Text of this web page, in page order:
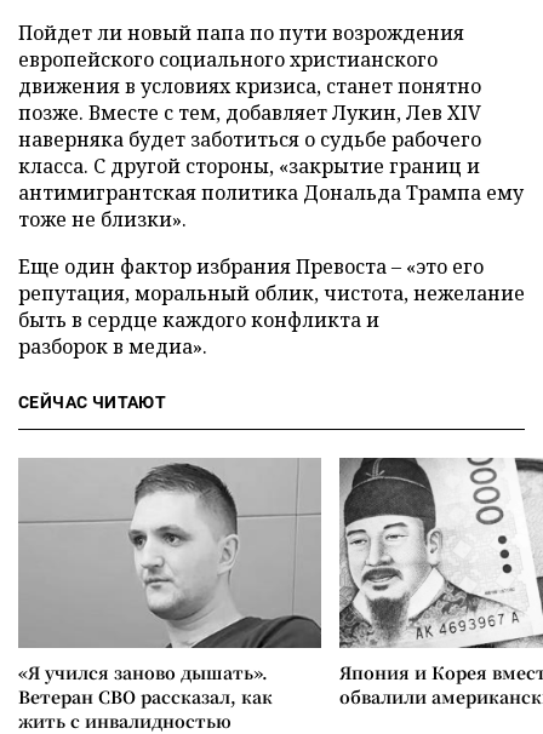
Пойдет ли новый папа по пути возрождения
европейского социального христианского
движения в условиях кризиса, станет понятно
позже. Вместе с тем, добавляет Лукин, Лев XIV
наверняка будет заботиться о судьбе рабочего
класса. С другой стороны, «закрытие границ и
антимигрантская политика Дональда Трампа ему
тоже не близки».
Еще один фактор избрания Превоста – «это его
репутация, моральный облик, чистота, нежелание
быть в сердце каждого конфликта и
разборок в медиа».
СЕЙЧАС ЧИТАЮТ
«Я учился заново дышать».
Ветеран СВО рассказал, как
жить с инвалидностью
Япония и Корея
обвалили